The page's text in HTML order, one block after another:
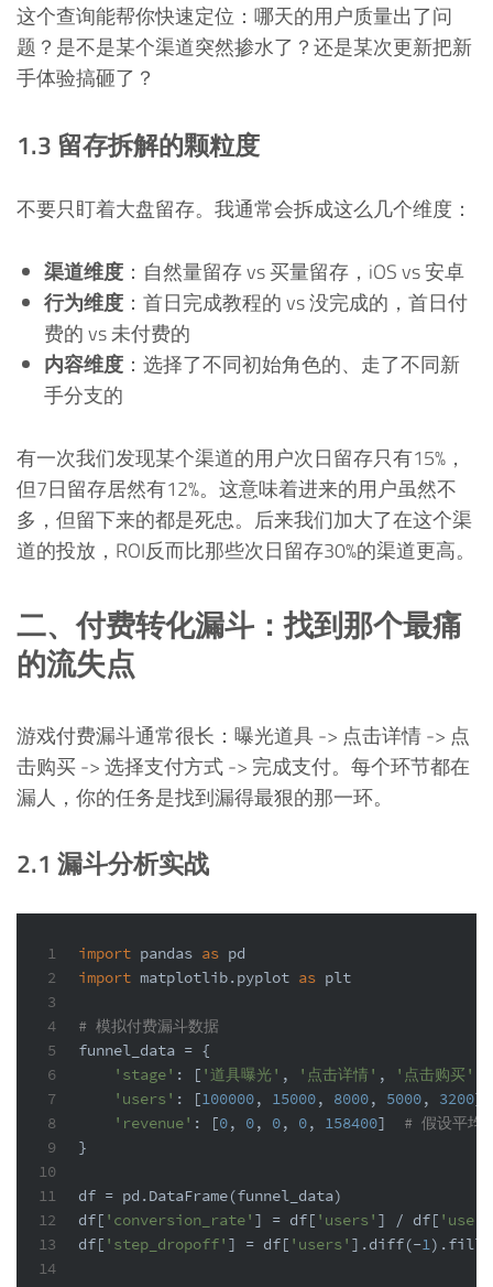
这个查询能帮你快速定位：哪天的用户质量出了问
题？是不是某个渠道突然掺水了？还是某次更新把新
手体验搞砸了？
1.3 留存拆解的颗粒度
不要只盯着大盘留存。我通常会拆成这么几个维度：
渠道维度 ：自然量留存 vs 买量留存，iOS vs 安卓
行为维度 ：首日完成教程的 vs 没完成的，首日付
费的 vs 未付费的
内容维度 ：选择了不同初始角色的、走了不同新
手分支的
有一次我们发现某个渠道的用户次日留存只有15%，
但7日留存居然有12%。这意味着进来的用户虽然不
多，但留下来的都是死忠。后来我们加大了在这个渠
道的投放，ROI反而比那些次日留存30%的渠道更高。
二、付费转化漏斗：找到那个最痛
的流失点
游戏付费漏斗通常很长：曝光道具 -> 点击详情 -> 点
击购买 -> 选择支付方式 -> 完成支付。每个环节都在
漏人，你的任务是找到漏得最狠的那一环。
2.1 漏斗分析实战
1
2
3
4
5
6
7
8
9
10
11
12
13
14
import pandas as pd
import matplotlib.pyplot as plt
# 模拟付费漏斗数据
funnel_data = {
'stage' : [ '道具曝光' , '点击详情' , '点击购买'
'users' : [100000, 15000, 8000, 5000, 3200],
'revenue' : [0, 0, 0, 0, 158400] # 假设平均
}
df = pd.DataFrame(funnel_data)
df[ 'conversion_rate' ] = df[ 'users' ] / df[
df[ 'step_dropoff' ] = df[ 'users' ].diff(-1